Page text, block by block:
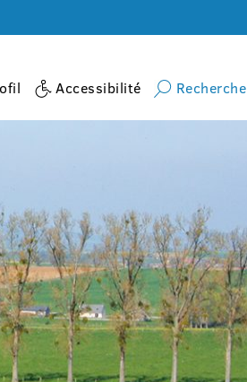
Accessibilité Recherche